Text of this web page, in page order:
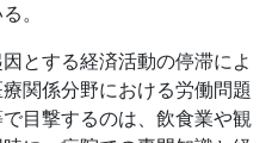
。
とする経済活動の停滞によ
関係分野における労働問題
目撃するのは、飲食業や観